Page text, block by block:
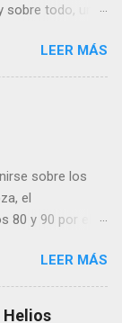
todo, un
y como
(luego
lo
Hoy
Luis Rubio
LEER MÁS
sobre los
el
80 y 90 por el
de ellos
lo que hace que
LEER MÁS
Helios